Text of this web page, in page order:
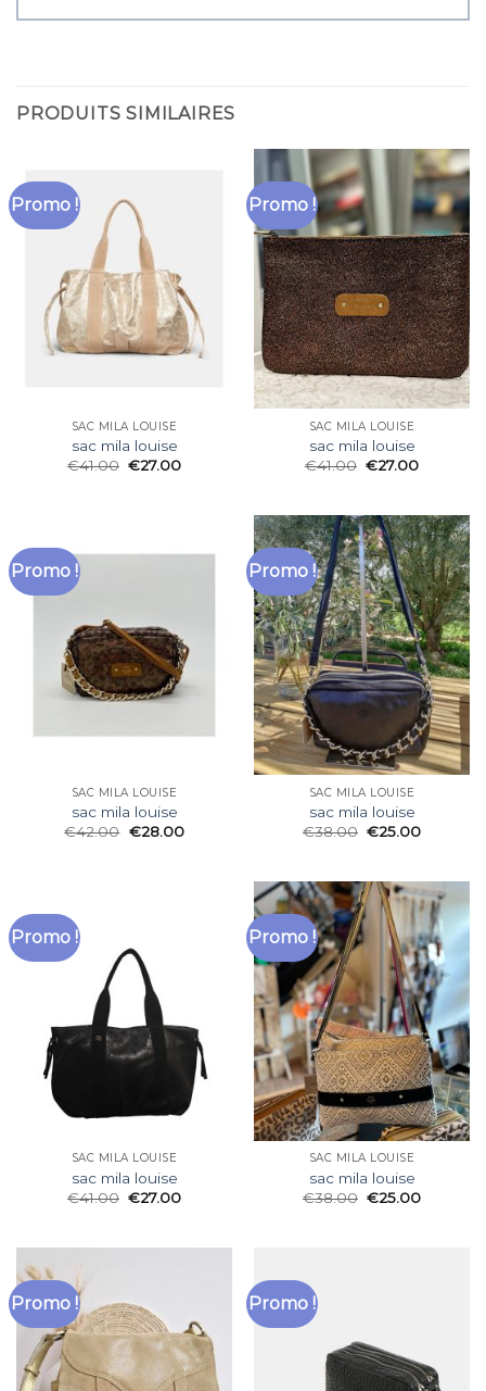
PRODUITS SIMILAIRES
Promo !
SAC MILA LOUISE
sac mila louise
€41.00 €27.00
Promo !
SAC MILA LOUISE
sac mila louise
€41.00 €27.00
Promo !
SAC MILA LOUISE
sac mila louise
€42.00 €28.00
Promo !
SAC MILA LOUISE
sac mila louise
€38.00 €25.00
Promo !
SAC MILA LOUISE
sac mila louise
€41.00 €27.00
Promo !
SAC MILA LOUISE
sac mila louise
€38.00 €25.00
Promo ! Promo !